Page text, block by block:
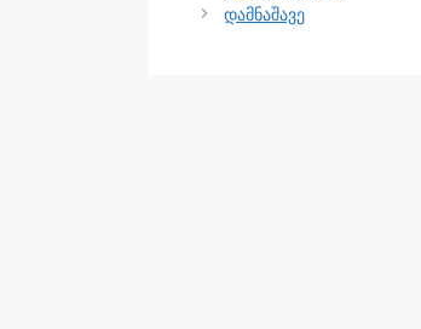
დამნაშავე